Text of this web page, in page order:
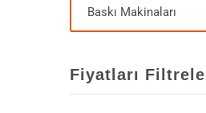
Baskı Makinaları
Fiyatları Filtrele